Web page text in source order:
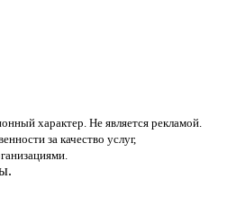
характер. Не является рекламой.
за качество услуг,